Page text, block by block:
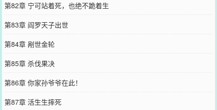
第82章 宁可站着死，也绝不跪着生
第83章 阎罗天子出世
第84章 剐世金轮
第85章 杀伐果决
第86章 你家孙爷爷在此！
第87章 活生生摔死